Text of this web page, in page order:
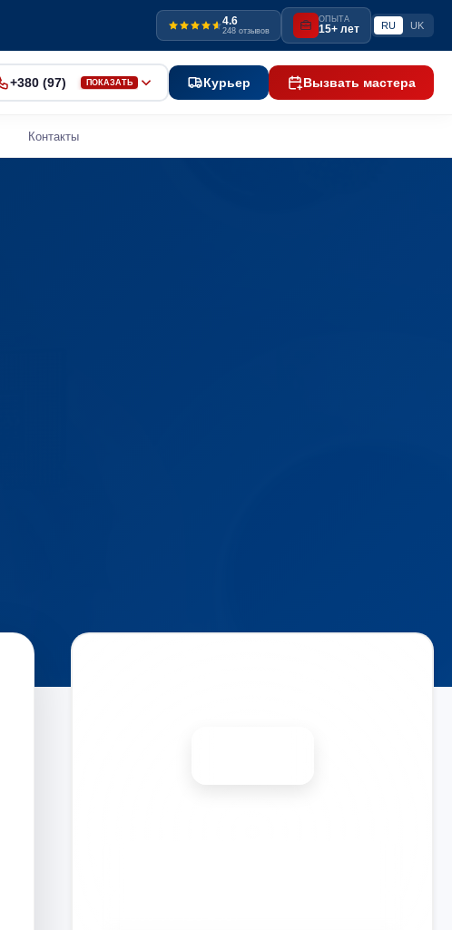
4.6
248 отзывов
ОПЫТА
15+ лет RU UK
+380 (97) ПОКАЗАТЬ Курьер Вызвать мастера
Контакты